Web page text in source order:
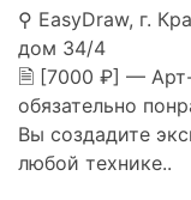
⚲ EasyDraw, г.
дом 34/4
🗎 [7000 ₽] — Арт-
обязательно
Вы создадите
любой технике..